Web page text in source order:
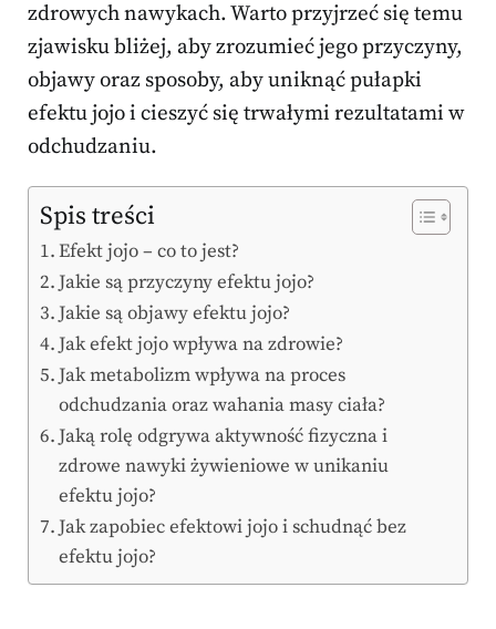
zdrowych nawykach. Warto przyjrzeć się temu
zjawisku bliżej, aby zrozumieć jego przyczyny,
objawy oraz sposoby, aby uniknąć pułapki
efektu jojo i cieszyć się trwałymi rezultatami w
odchudzaniu.
Spis treści
Efekt jojo – co to jest?
Jakie są przyczyny efektu jojo?
Jakie są objawy efektu jojo?
Jak efekt jojo wpływa na zdrowie?
Jak metabolizm wpływa na proces
odchudzania oraz wahania masy ciała?
Jaką rolę odgrywa aktywność fizyczna i
zdrowe nawyki żywieniowe w unikaniu
efektu jojo?
Jak zapobiec efektowi jojo i schudnąć bez
efektu jojo?